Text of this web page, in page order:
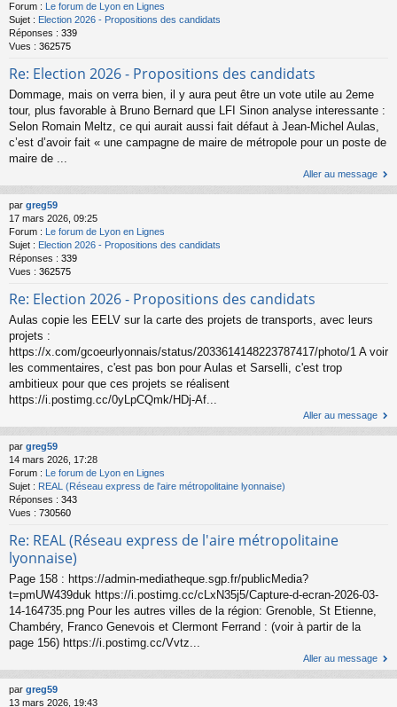
Forum :
Le forum de Lyon en Lignes
Sujet : Election 2026 - Propositions des candidats
Réponses : 339
Vues : 362575
Re: Election 2026 - Propositions des candidats
Dommage, mais on verra bien, il y aura peut être un vote utile au 2eme
tour, plus favorable à Bruno Bernard que LFI Sinon analyse interessante :
Selon Romain Meltz, ce qui aurait aussi fait défaut à Jean-Michel Aulas,
c’est d’avoir fait « une campagne de maire de métropole pour un poste de
maire de ...
Aller au message
par greg59
17 mars 2026, 09:25
Forum : Le forum de Lyon en Lignes
Sujet : Election 2026 - Propositions des candidats
Réponses : 339
Vues : 362575
Re: Election 2026 - Propositions des candidats
Aulas copie les EELV sur la carte des projets de transports, avec leurs
projets :
https://x.com/gcoeurlyonnais/status/2033614148223787417/photo/1 A voir
les commentaires, c'est pas bon pour Aulas et Sarselli, c'est trop
ambitieux pour que ces projets se réalisent
https://i.postimg.cc/0yLpCQmk/HDj-Af...
Aller au message
par greg59
14 mars 2026, 17:28
Forum : Le forum de Lyon en Lignes
Sujet : REAL (Réseau express de l'aire métropolitaine lyonnaise)
Réponses : 343
Vues : 730560
Re: REAL (Réseau express de l'aire métropolitaine
lyonnaise)
Page 158 : https://admin-mediatheque.sgp.fr/publicMedia?
t=pmUW439duk https://i.postimg.cc/cLxN35j5/Capture-d-ecran-2026-03-
14-164735.png Pour les autres villes de la région: Grenoble, St Etienne,
Chambéry, Franco Genevois et Clermont Ferrand : (voir à partir de la
page 156) https://i.postimg.cc/Vvtz...
Aller au message
par greg59
13 mars 2026, 19:43